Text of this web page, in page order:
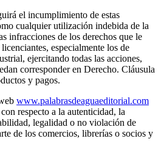
el incumplimiento de estas
cualquier utilización indebida de la
infracciones de los derechos que le
especialmente los de
ejercitando todas las acciones,
corresponder en Derecho. Cláusula
y pagos.
www.palabrasdeaguaeditorial.com
respecto a la autenticidad, la
legalidad o no violación de
de los comercios, librerías o socios y